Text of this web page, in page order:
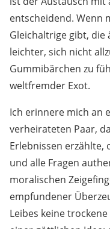
entscheidend. Wenn
Gleichaltrige gibt, die
leichter, sich nicht
Gummibärchen zu
weltfremder Exot.
Ich erinnere mich an
verheirateten Paar,
Erlebnissen erzählte,
und alle Fragen
moralischen
empfundener
Leibes keine